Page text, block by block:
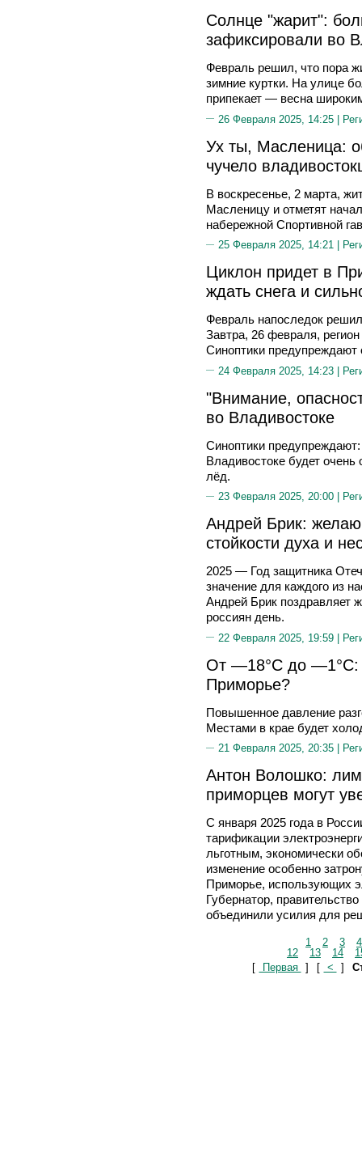
Солнце "жарит":
зафиксировали во
Февраль решил, что пора
зимние куртки. На улице
припекает — весна
26 Февраля 2025, 14:25 |
Ух ты, Масленица:
чучело
В воскресенье, 2 марта,
Масленицу и отметят
набережной Спортивной
25 Февраля 2025, 14:21 |
Циклон придет в
ждать снега и
Февраль напоследок
Завтра, 26 февраля,
Синоптики предупреждают
24 Февраля 2025, 14:23 |
"Внимание,
во Владивостоке
Синоптики
Владивостоке будет
лёд.
23 Февраля 2025, 20:00 |
Андрей Брик:
стойкости духа и
2025 — Год защитника
значение для каждого из
Андрей Брик поздравляет
россиян день.
22 Февраля 2025, 19:59 |
От —18°С до —1°С:
Приморье?
Повышенное давление
Местами в крае будет
21 Февраля 2025, 20:35 |
Антон Волошко:
приморцев могут
С января 2025 года в
тарификации
льготным, экономически
изменение особенно
Приморье, использующих
Губернатор,
объединили усилия для
1 2 3
4
12
13 14
[
Первая ] [ < ]